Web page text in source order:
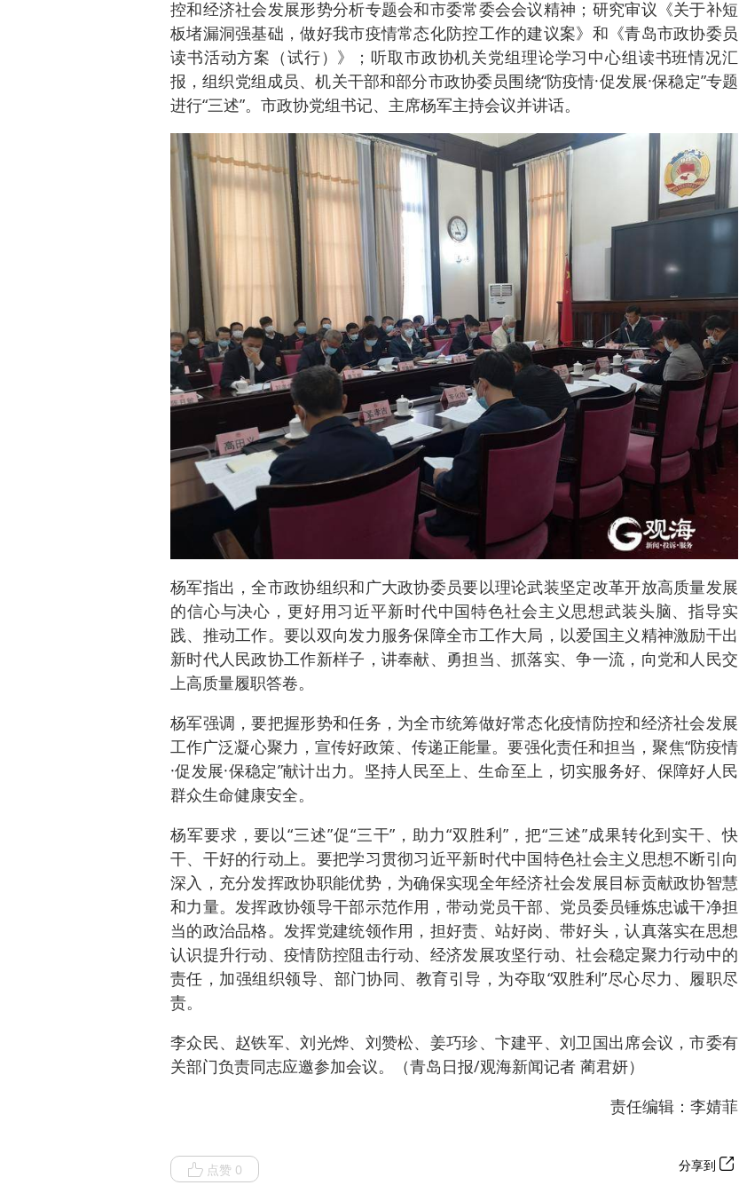
控和经济社会发展形势分析专题会和市委常委会会议精神；研究审议《关于补短
板堵漏洞强基础，做好我市疫情常态化防控工作的建议案》和《青岛市政协委员
读书活动方案（试行）》；听取市政协机关党组理论学习中心组读书班情况汇
报，组织党组成员、机关干部和部分市政协委员围绕“防疫情·促发展·保稳定”专题
进行“三述”。市政协党组书记、主席杨军主持会议并讲话。
杨军指出，全市政协组织和广大政协委员要以理论武装坚定改革开放高质量发展
的信心与决心，更好用习近平新时代中国特色社会主义思想武装头脑、指导实
践、推动工作。要以双向发力服务保障全市工作大局，以爱国主义精神激励干出
新时代人民政协工作新样子，讲奉献、勇担当、抓落实、争一流，向党和人民交
上高质量履职答卷。
杨军强调，要把握形势和任务，为全市统筹做好常态化疫情防控和经济社会发展
工作广泛凝心聚力，宣传好政策、传递正能量。要强化责任和担当，聚焦“防疫情
·促发展·保稳定”献计出力。坚持人民至上、生命至上，切实服务好、保障好人民
群众生命健康安全。
杨军要求，要以“三述”促“三干”，助力“双胜利”，把“三述”成果转化到实干、快
干、干好的行动上。要把学习贯彻习近平新时代中国特色社会主义思想不断引向
深入，充分发挥政协职能优势，为确保实现全年经济社会发展目标贡献政协智慧
和力量。发挥政协领导干部示范作用，带动党员干部、党员委员锤炼忠诚干净担
当的政治品格。发挥党建统领作用，担好责、站好岗、带好头，认真落实在思想
认识提升行动、疫情防控阻击行动、经济发展攻坚行动、社会稳定聚力行动中的
责任，加强组织领导、部门协同、教育引导，为夺取“双胜利”尽心尽力、履职尽
责。
李众民、赵铁军、刘光烨、刘赞松、姜巧珍、卞建平、刘卫国出席会议，市委有
关部门负责同志应邀参加会议。（青岛日报/观海新闻记者 蔺君妍）
责任编辑：李婧菲
点赞 0 分享到